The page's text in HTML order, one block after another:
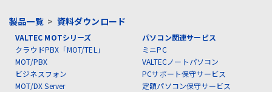
製品一覧> 資料ダウンロード
VALTEC MOTシリーズ
クラウドPBX「MOT/TEL」
MOT/PBX
ビジネスフォン
MOT/DX Server
パソコン関連サービス
ミニPC
VALTECノートパソコン
PCサポート保守サービス
定額パソコン保守サービス